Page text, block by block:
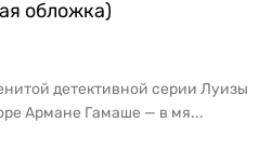
обложка)
детективной серии Луизы
Армане Гамаше — в мя...